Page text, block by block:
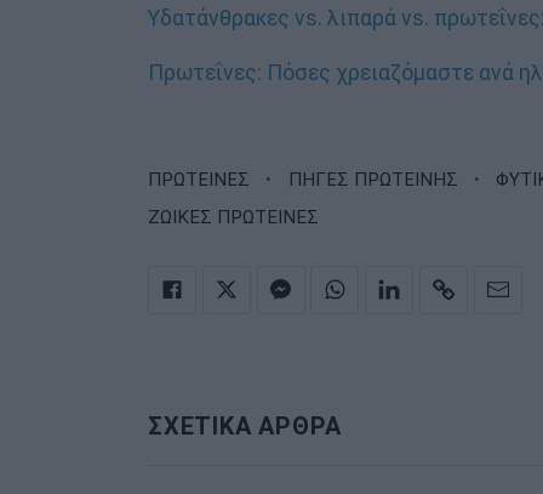
Υδατάνθρακες vs. λιπαρά vs.
Πρωτεΐνες: Πόσες χρειαζόμαστε ανά
ΠΡΩΤΕΙΝΕΣ · ΠΗΓΕΣ ΠΡΩΤΕΙΝΗΣ ·
ΖΩΙΚΕΣ ΠΡΩΤΕΙΝΕΣ
ΣΧΕΤΙΚΑ ΑΡΘΡΑ